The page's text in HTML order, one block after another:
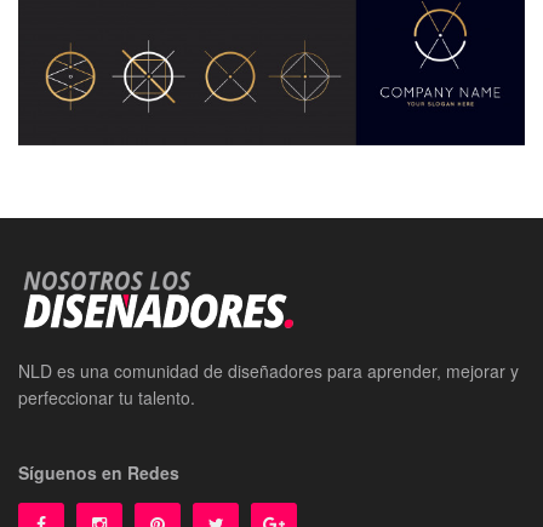
NLD es una comunidad de diseñadores para aprender, mejorar y
perfeccionar tu talento.
Síguenos en Redes